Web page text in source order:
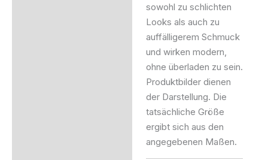
sowohl zu schlichten
Looks als auch zu
auffälligerem Schmuck
und wirken modern,
ohne überladen zu sein.
Produktbilder dienen
der Darstellung. Die
tatsächliche Größe
ergibt sich aus den
angegebenen Maßen.